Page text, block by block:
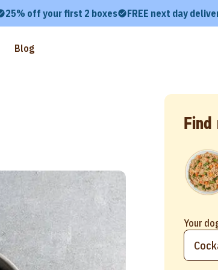
25% off your first 2 boxes FREE next day
Blog
Find
Your